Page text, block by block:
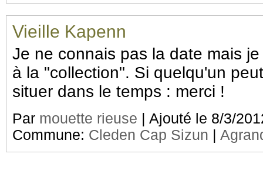
Vieille Kapenn
Je ne connais pas la date mais
à la "collection". Si quelqu'un
situer dans le temps : merci !
Par mouette rieuse | Ajouté le 8/3/
Commune: Cleden Cap Sizun |